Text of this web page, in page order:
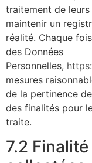
traitement de
maintenir un
réalité. Chaque
des Données
Personnelles,
mesures
de la pertinence
des finalités pour
traite.
7.2